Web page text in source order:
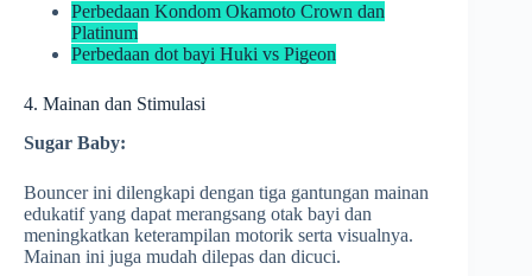
Perbedaan Kondom Okamoto Crown dan
Platinum
Perbedaan dot bayi Huki vs Pigeon
4. Mainan dan Stimulasi
Sugar Baby:
Bouncer ini dilengkapi dengan tiga gantungan mainan
edukatif yang dapat merangsang otak bayi dan
meningkatkan keterampilan motorik serta visualnya.
Mainan ini juga mudah dilepas dan dicuci.